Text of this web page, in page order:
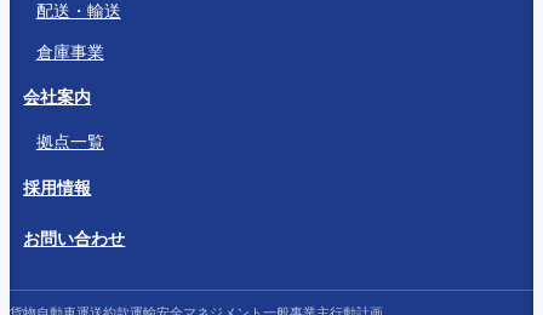
配送・輸送
倉庫事業
会社案内
拠点一覧
採用情報
お問い合わせ